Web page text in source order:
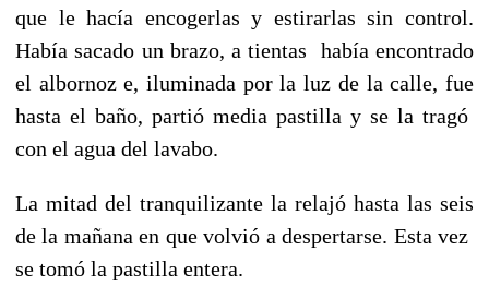
que le hacía encogerlas y estirarlas sin control.
Había sacado un brazo, a tientas había encontrado
el albornoz e, iluminada por la luz de la calle, fue
hasta el baño, partió media pastilla y se la tragó
con el agua del lavabo.
La mitad del tranquilizante la relajó hasta las seis
de la mañana en que volvió a despertarse. Esta vez
se tomó la pastilla entera.